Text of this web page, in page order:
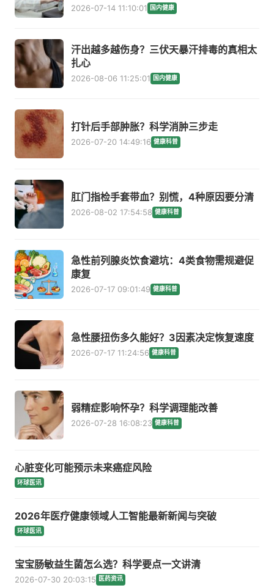
2026-07-14 11:10:01 国内健康
汗出越多越伤身？三伏天暴汗排毒的真相太
扎心
2026-08-06 11:25:01 国内健康
打针后手部肿胀？科学消肿三步走
2026-07-20 14:49:16 健康科普
肛门指检手套带血？别慌，4种原因要分清
2026-08-02 17:54:58 健康科普
急性前列腺炎饮食避坑：4类食物需规避促
康复
2026-07-17 09:01:49 健康科普
急性腰扭伤多久能好？3因素决定恢复速度
2026-07-17 11:24:56 健康科普
弱精症影响怀孕？科学调理能改善
2026-07-28 16:08:23 健康科普
心脏变化可能预示未来癌症风险
环球医讯
2026年医疗健康领域人工智能最新新闻与突破
环球医讯
宝宝肠敏益生菌怎么选？科学要点一文讲清
2026-07-30 20:03:15 医药资讯